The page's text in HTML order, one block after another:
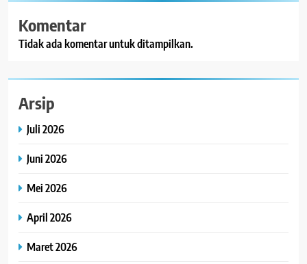
Komentar
Tidak ada komentar untuk ditampilkan.
Arsip
Juli 2026
Juni 2026
Mei 2026
April 2026
Maret 2026